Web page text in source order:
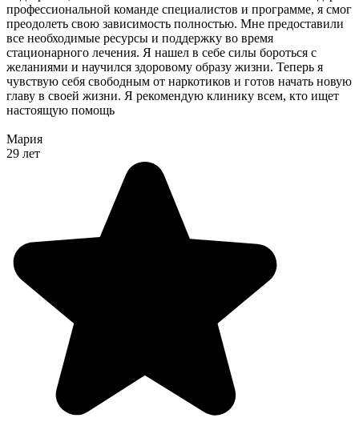
профессиональной команде специалистов и программе, я смог
преодолеть свою зависимость полностью. Мне предоставили
все необходимые ресурсы и поддержку во время
стационарного лечения. Я нашел в себе силы бороться с
желаниями и научился здоровому образу жизни. Теперь я
чувствую себя свободным от наркотиков и готов начать новую
главу в своей жизни. Я рекомендую клинику всем, кто ищет
настоящую помощь
Мария
29 лет